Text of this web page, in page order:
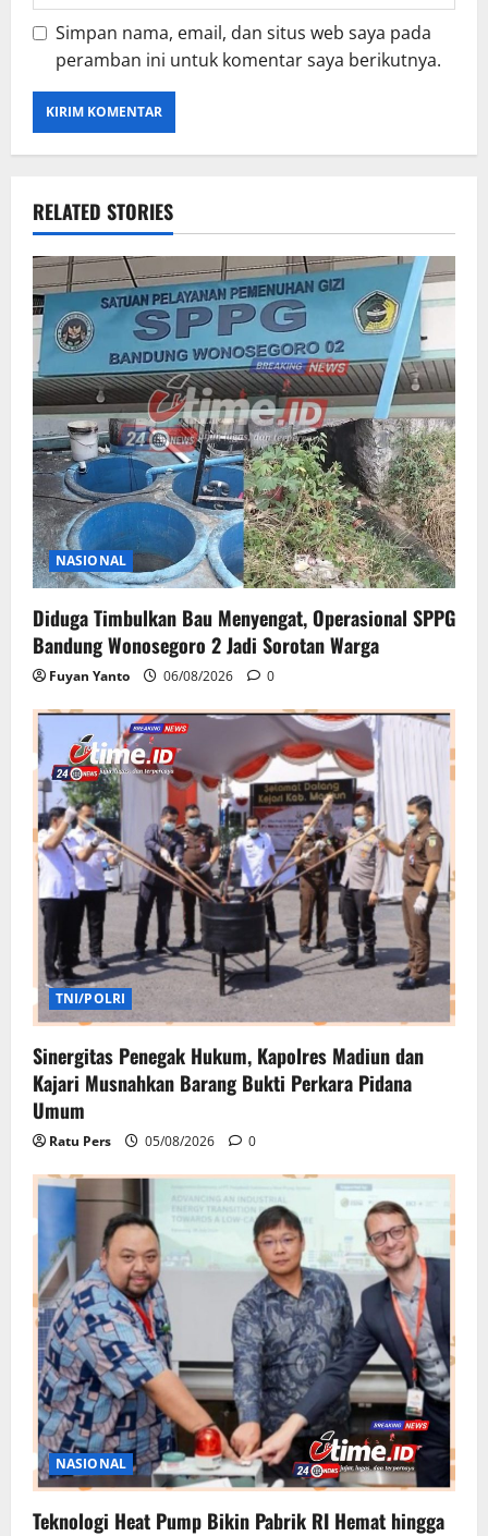
Simpan nama, email, dan situs web saya pada
peramban ini untuk komentar saya berikutnya.
RELATED STORIES
NASIONAL
Diduga Timbulkan Bau Menyengat, Operasional SPPG
Bandung Wonosegoro 2 Jadi Sorotan Warga
Fuyan Yanto 06/08/2026 0
TNI/POLRI
Sinergitas Penegak Hukum, Kapolres Madiun dan
Kajari Musnahkan Barang Bukti Perkara Pidana
Umum
Ratu Pers 05/08/2026 0
NASIONAL
Teknologi Heat Pump Bikin Pabrik RI Hemat hingga